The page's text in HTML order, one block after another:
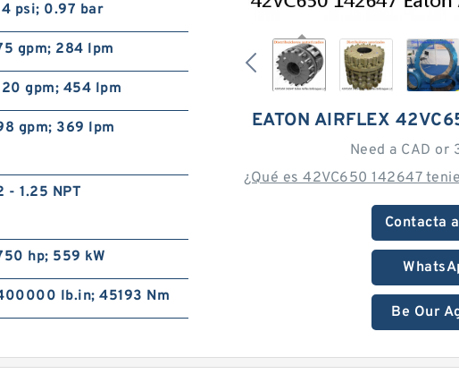
EATON AIRFLEX
Need a CAD or
¿Qué es 42VC650 142647
Contacta
Be Our
psi; 0.97 bar
gpm; 284 lpm
gpm; 454 lpm
gpm; 369 lpm
- 1.25 NPT
hp; 559 kW
lb.in; 45193 Nm